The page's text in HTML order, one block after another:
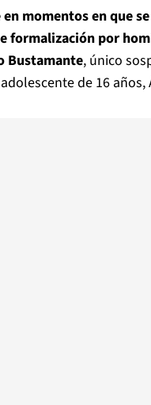
momentos en que
formalización por
Bustamante, único
de 16 años,